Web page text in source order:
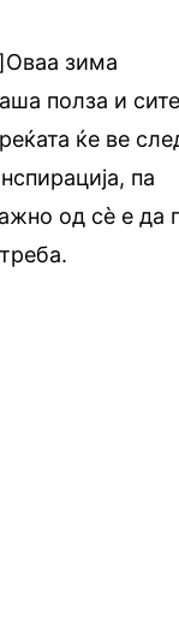
зима
полза и сите
ќе ве
па
од сè е да